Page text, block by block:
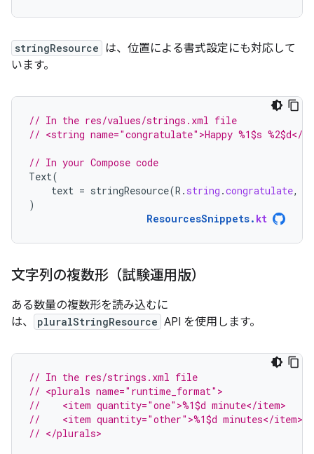
stringResource は、位置による書式設定にも対応して
います。
// In the res/values/strings.xml file
// <string name="congratulate">Happy %1$s %2$d</
// In your Compose code
Text(
text = stringResource(R . string .congratulate,
)
ResourcesSnippets. kt
文字列の複数形（試験運用版）
ある数量の複数形を読み込むに
は、
pluralStringResource API を使用します。
// In the res/strings.xml file
// <plurals name="runtime_format">
//    <item quantity="one">%1$d minute</item>
//    <item quantity="other">%1$d minutes</item>
// </plurals>